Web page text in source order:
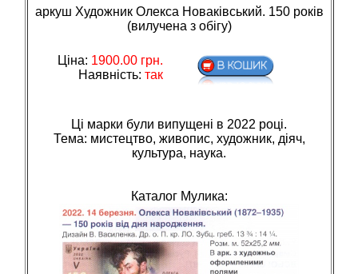
аркуш Художник Олекса Новаківський. 150 років
(вилучена з обігу)
Ціна: 1900.00грн.
Наявність: так
Ці марки були випущені в 2022 році.
Тема: мистецтво, живопис, художник, дiяч,
культура, наука.
Каталог Мулика: